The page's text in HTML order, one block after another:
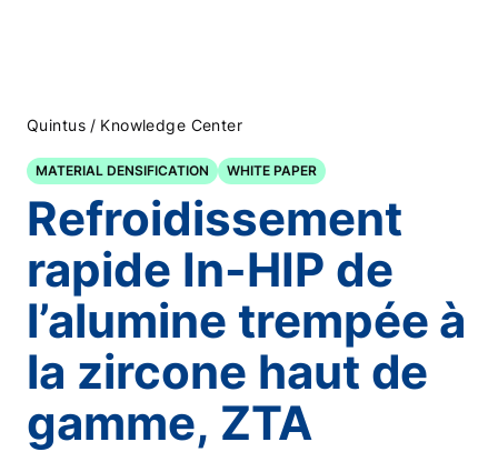
Quintus / Knowledge Center
MATERIAL DENSIFICATION WHITE PAPER
Refroidissement
rapide In-HIP de
l’alumine trempée à
la zircone haut de
gamme, ZTA